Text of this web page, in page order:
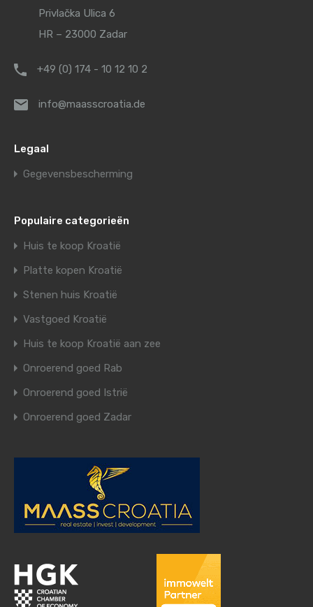
Privlačka Ulica 6
HR – 23000 Zadar
+49 (0) 174 - 10 12 10 2
info@maasscroatia.de
Legaal
Gegevensbescherming
Populaire categorieën
Huis te koop Kroatië
Platte kopen Kroatië
Stenen huis Kroatië
Vastgoed Kroatië
Huis te koop Kroatië aan zee
Onroerend goed Rab
Onroerend goed Istrië
Onroerend goed Zadar